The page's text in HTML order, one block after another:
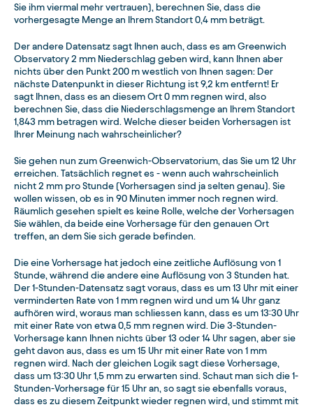
Sie ihm viermal mehr vertrauen), berechnen Sie, dass die
vorhergesagte Menge an Ihrem Standort 0,4 mm beträgt.
Der andere Datensatz sagt Ihnen auch, dass es am Greenwich
Observatory 2 mm Niederschlag geben wird, kann Ihnen aber
nichts über den Punkt 200 m westlich von Ihnen sagen: Der
nächste Datenpunkt in dieser Richtung ist 9,2 km entfernt! Er
sagt Ihnen, dass es an diesem Ort 0 mm regnen wird, also
berechnen Sie, dass die Niederschlagsmenge an Ihrem Standort
1,843 mm betragen wird. Welche dieser beiden Vorhersagen ist
Ihrer Meinung nach wahrscheinlicher?
Sie gehen nun zum Greenwich-Observatorium, das Sie um 12 Uhr
erreichen. Tatsächlich regnet es - wenn auch wahrscheinlich
nicht 2 mm pro Stunde (Vorhersagen sind ja selten genau). Sie
wollen wissen, ob es in 90 Minuten immer noch regnen wird.
Räumlich gesehen spielt es keine Rolle, welche der Vorhersagen
Sie wählen, da beide eine Vorhersage für den genauen Ort
treffen, an dem Sie sich gerade befinden.
Die eine Vorhersage hat jedoch eine zeitliche Auflösung von 1
Stunde, während die andere eine Auflösung von 3 Stunden hat.
Der 1-Stunden-Datensatz sagt voraus, dass es um 13 Uhr mit einer
verminderten Rate von 1 mm regnen wird und um 14 Uhr ganz
aufhören wird, woraus man schliessen kann, dass es um 13:30 Uhr
mit einer Rate von etwa 0,5 mm regnen wird. Die 3-Stunden-
Vorhersage kann Ihnen nichts über 13 oder 14 Uhr sagen, aber sie
geht davon aus, dass es um 15 Uhr mit einer Rate von 1 mm
regnen wird. Nach der gleichen Logik sagt diese Vorhersage,
dass um 13:30 Uhr 1,5 mm zu erwarten sind. Schaut man sich die 1-
Stunden-Vorhersage für 15 Uhr an, so sagt sie ebenfalls voraus,
dass es zu diesem Zeitpunkt wieder regnen wird, und stimmt mit